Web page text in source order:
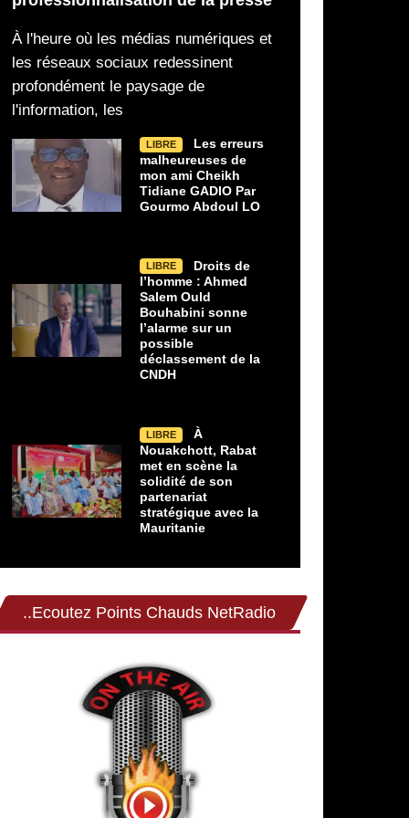
Ould Bouhabini sonne l’alarme sur un
Ahmed Salem Ould Bouhabini alerte
scène la solidité de son
À l'heure où les médias numériques et
les réseaux sociaux redessinent
profondément le paysage de
l'information, les
LIBRE
Les erreurs
malheureuses de
mon ami Cheikh
Tidiane GADIO Par
Gourmo Abdoul LO
LIBRE
Droits de
l’homme : Ahmed
Salem Ould
Bouhabini sonne
l’alarme sur un
possible
déclassement de la
CNDH
LIBRE
À
Nouakchott, Rabat
met en scène la
solidité de son
partenariat
stratégique avec la
Mauritanie
..Ecoutez Points Chauds NetRadio